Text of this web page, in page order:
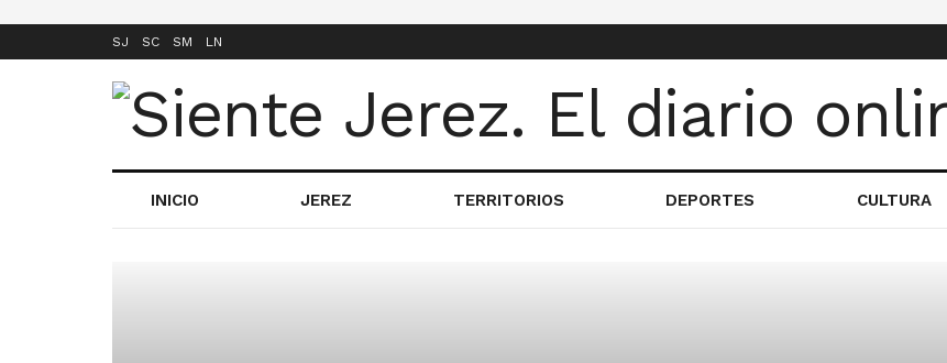
SJ SC SM LN
INICIO JEREZ TERRITORIOS DEPORTES CULTURA